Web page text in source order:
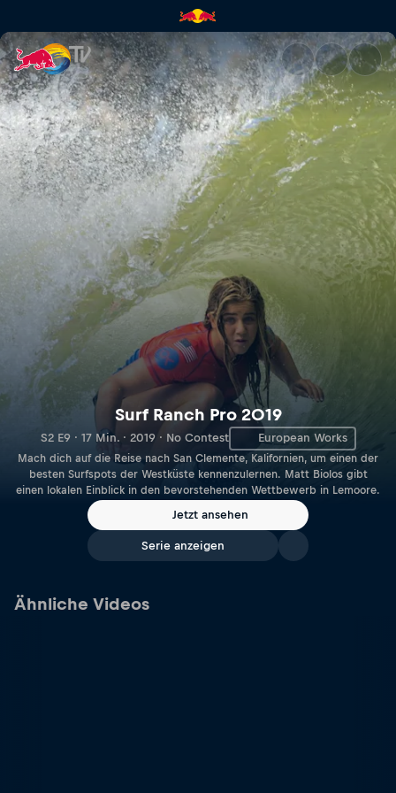
Surf Ranch Pro 2019 | Red
Surf Ranch Pro 2019
S2 E9 · 17 Min. · 2019 · No Contest European Works
Mach dich auf die Reise nach San Clemente, Kalifornien, um einen der
besten Surfspots der Westküste kennenzulernen. Matt Biolos gibt
einen lokalen Einblick in den bevorstehenden Wettbewerb in Lemoore.
Jetzt ansehen
Serie anzeigen
Ähnliche Videos